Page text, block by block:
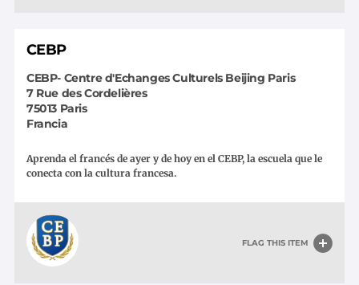
FLAG THIS ITEM
CEBP
CEBP- Centre d'Echanges Culturels Beijing Paris
7 Rue des Cordelières
75013 Paris
Francia
Aprenda el francés de ayer y de hoy en el CEBP, la escuela que le
conecta con la cultura francesa.